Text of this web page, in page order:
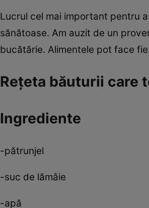
Lucrul cel mai important pentru
sănătoase. Am auzit de un
bucătărie. Alimentele pot face
Reţeta băuturii care
Ingrediente
-pătrunjel
-suc de lămâie
-apă